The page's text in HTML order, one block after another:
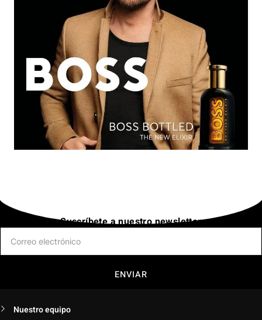
Suscríbete a nuestro newsletter
ENVIAR
Nuestro equipo